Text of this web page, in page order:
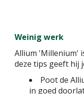
Weinig werk
Allium 'Millenium'
deze tips geeft hij
Poot de
in goed